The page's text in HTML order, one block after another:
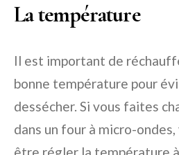
La température
Il est important de
bonne température pour
dessécher. Si vous faites
dans un four à micro-